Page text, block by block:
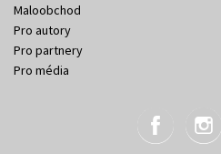
Maloobchod
Pro autory
Pro partnery
Pro média